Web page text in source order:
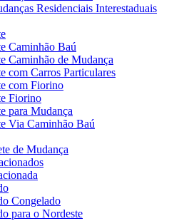
Residenciais Interestaduais
Caminhão Baú
Caminhão de Mudança
com Carros Particulares
com Fiorino
Fiorino
para Mudança
Via Caminhão Baú
de Mudança
Congelado
para o Nordeste